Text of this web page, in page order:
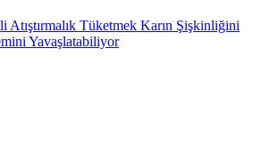
Atıştırmalık Tüketmek Karın Şişkinliğini
Yavaşlatabiliyor